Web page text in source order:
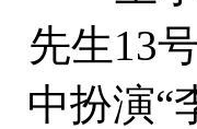
先生13
中扮演“